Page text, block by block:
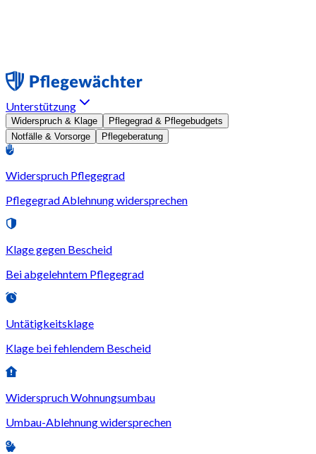
Unterstützung
Widerspruch & Klage
Pflegegrad & Pflegebudgets
Notfälle & Vorsorge
Pflegeberatung
Widerspruch Pflegegrad
Pflegegrad Ablehnung widersprechen
Klage gegen Bescheid
Bei abgelehntem Pflegegrad
Untätigkeitsklage
Klage bei fehlendem Bescheid
Widerspruch Wohnungsumbau
Umbau-Ablehnung widersprechen